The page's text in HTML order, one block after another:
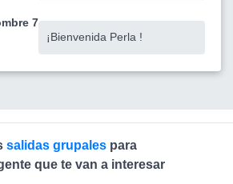
7
¡Bienvenida Perla !
salidas grupales para
que te van a interesar